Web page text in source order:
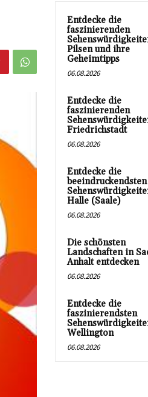
Entdecke die
faszinierenden
Pilsen und ihre
Geheimtipps
06.08.2026
Entdecke die
faszinierenden
Friedrichstadt
06.08.2026
Entdecke die
beeindruckendsten
Halle (Saale)
06.08.2026
Die schönsten
Landschaften in
Anhalt entdecken
06.08.2026
Entdecke die
faszinierendsten
Wellington
06.08.2026